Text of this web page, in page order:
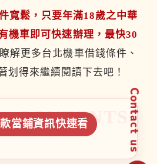
寬鬆，只要年滿18歲之中華
機車即可快速辦理，最快30
解更多台北機車借錢條件、
划得來繼續閱讀下去吧！
當鋪資訊快速看